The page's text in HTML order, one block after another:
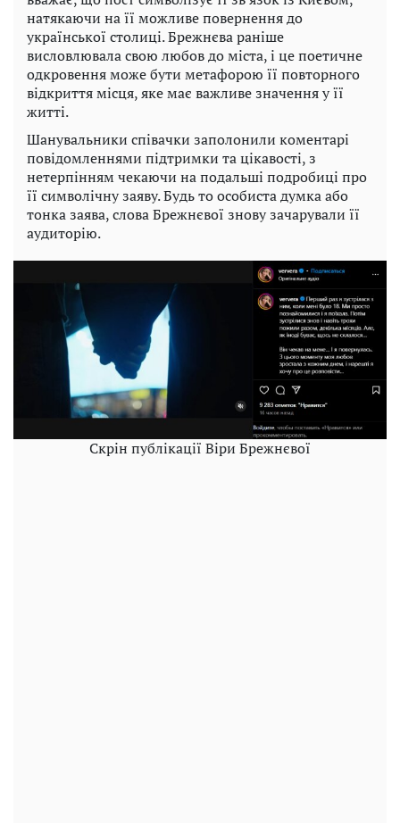
натякаючи на її можливе повернення до
української столиці. Брежнєва раніше
висловлювала свою любов до міста, і це поетичне
одкровення може бути метафорою її повторного
відкриття місця, яке має важливе значення у її
житті.
Шанувальники співачки заполонили коментарі
повідомленнями підтримки та цікавості, з
нетерпінням чекаючи на подальші подробиці про
її символічну заяву. Будь то особиста думка або
тонка заява, слова Брежнєвої знову зачарували її
аудиторію.
Скрін публікації Віри Брежнєвої